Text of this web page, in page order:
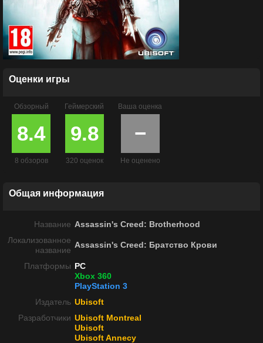
Оценки игры
Обзорный
8.4
8 обзоров
Геймерский
9.8
320 оценок
Ваша оценка
−
Не оценено
Общая информация
Название Assassin's Creed: Brotherhood
Локализованное
название
Assassin's Creed: Братство Крови
Платформы PC
Xbox 360
PlayStation 3
Издатель Ubisoft
Разработчики Ubisoft Montreal
Ubisoft
Ubisoft Annecy